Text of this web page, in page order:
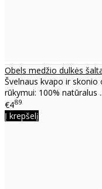
Obels medžio dulkės
Švelnaus kvapo ir skonio
rūkymui: 100% natūralus ..
€489
Į krepšelį